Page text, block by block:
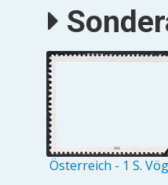
Österreich - 1 S.